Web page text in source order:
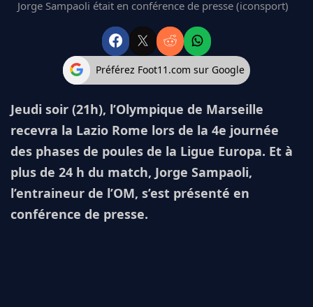
L'AVIS DE LA RÉDAC'
Jorge Sampaoli était en conférence de presse (iconsport)
Préférez Foot11.com sur Google
Jeudi soir (21h), l’Olympique de Marseille
recevra la Lazio Rome lors de la 4e journée
des phases de poules de la Ligue Europa. Et à
plus de 24 h du match, Jorge Sampaoli,
l’entraineur de l’OM, s’est présenté en
conférence de presse.